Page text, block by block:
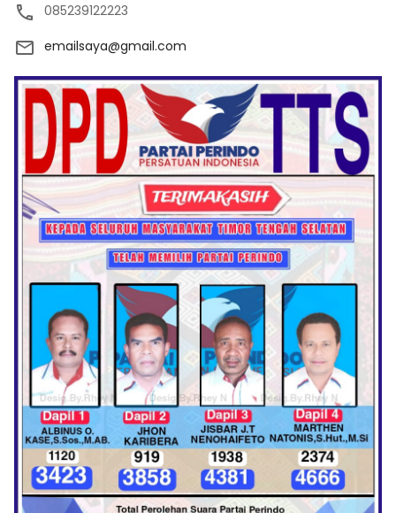
085239122223
emailsaya@gmail.com